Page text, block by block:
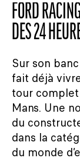
FORD
DES 24
Sur son
fait déjà
tour
Mans. Une
du
dans la
du monde